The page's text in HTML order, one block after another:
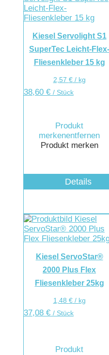
Kiesel Servolight S1
SuperTec Leicht-Flex-
Fliesenkleber 15 kg
2,57 €/ kg
38,60 € / Stück
Produkt
merkenentfernen
Produkt merken
Details
Kiesel ServoStar®
2000 Plus Flex
Fliesenkleber 25kg
1,48 €/ kg
37,08 € / Stück
Produkt